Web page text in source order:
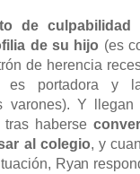
de
de su hijo (es
de herencia
portadora y la
varones). Y
tras haberse
al colegio, y
Ryan